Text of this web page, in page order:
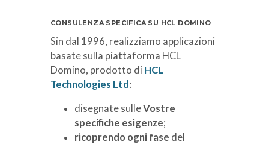
CONSULENZA SPECIFICA SU HCL DOMINO
Sin dal 1996, realizziamo applicazioni
basate sulla piattaforma HCL
Domino, prodotto di HCL
Technologies Ltd:
disegnate sulleVostre
specifiche esigenze;
ricoprendo ogni fase del